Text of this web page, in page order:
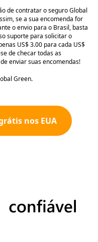
de contratar o seguro Global
se a sua encomenda for
o envio para o Brasil, basta
suporte para solicitar o
US$ 3.00 para cada US$
de checar todas as
enviar suas encomendas!
Green.
nos EUA